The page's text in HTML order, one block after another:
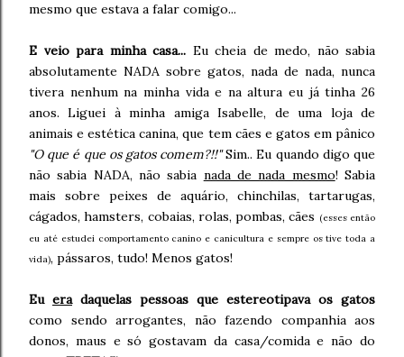
mesmo que estava a falar comigo...
E veio para minha casa... Eu cheia de medo, não sabia
absolutamente NADA sobre gatos, nada de nada, nunca
tivera nenhum na minha vida e na altura eu já tinha 26
anos. Liguei à minha amiga Isabelle, de uma loja de
animais e estética canina, que tem cães e gatos em pânico
"O que é que os gatos comem?!!"Sim.. Eu quando digo que
não sabia NADA, não sabia nada de nada mesmo! Sabia
mais sobre peixes de aquário, chinchilas, tartarugas,
cágados, hamsters, cobaias, rolas, pombas, cães (esses então
eu até estudei comportamento canino e canicultura e sempre os tive toda a
vida), pássaros, tudo! Menos gatos!
Eu eradaquelas pessoas que estereotipava os gatos
como sendo arrogantes, não fazendo companhia aos
donos, maus e só gostavam da casa/comida e não do